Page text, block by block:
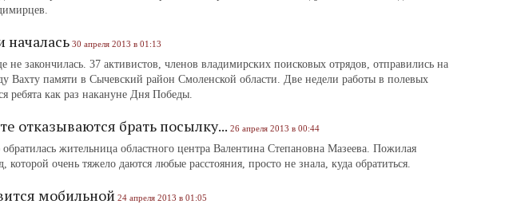
началась 30 апреля 2013 в 01:13
не закончилась. 37 активистов, членов владимирских поисковых отрядов, отправились на
Вахту памяти в Сычевский район Смоленской области. Две недели работы в полевых
ребята как раз накануне Дня Победы.
отказываются брать посылку... 26 апреля 2013 в 00:44
жительница областного центра Валентина Степановна Мазеева. Пожилая
очень тяжело даются любые расстояния, просто не знала, куда обратиться.
мобильной 24 апреля 2013 в 01:05